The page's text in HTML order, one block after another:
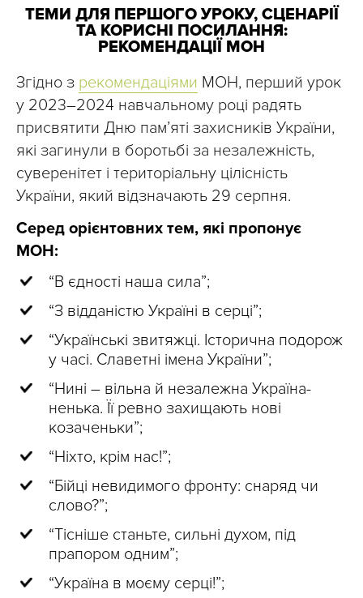
ТЕМИ ДЛЯ ПЕРШОГО УРОКУ, СЦЕНАРІЇ
ТА КОРИСНІ ПОСИЛАННЯ:
РЕКОМЕНДАЦІЇ МОН
Згідно з рекомендаціями МОН, перший урок
у 2023–2024 навчальному році радять
присвятити Дню пам’яті захисників України,
які загинули в боротьбі за незалежність,
суверенітет і територіальну цілісність
України, який відзначають 29 серпня.
Серед орієнтовних тем, які пропонує
МОН:
“В єдності наша сила”;
“З відданістю Україні в серці”;
“Українські звитяжці. Історична подорож
у часі. Славетні імена України”;
“Нині – вільна й незалежна Україна-
ненька. Її ревно захищають нові
козаченьки”;
“Ніхто, крім нас!”;
“Бійці невидимого фронту: снаряд чи
слово?”;
“Тісніше станьте, сильні духом, під
прапором одним”;
“Україна в моєму серці!”;